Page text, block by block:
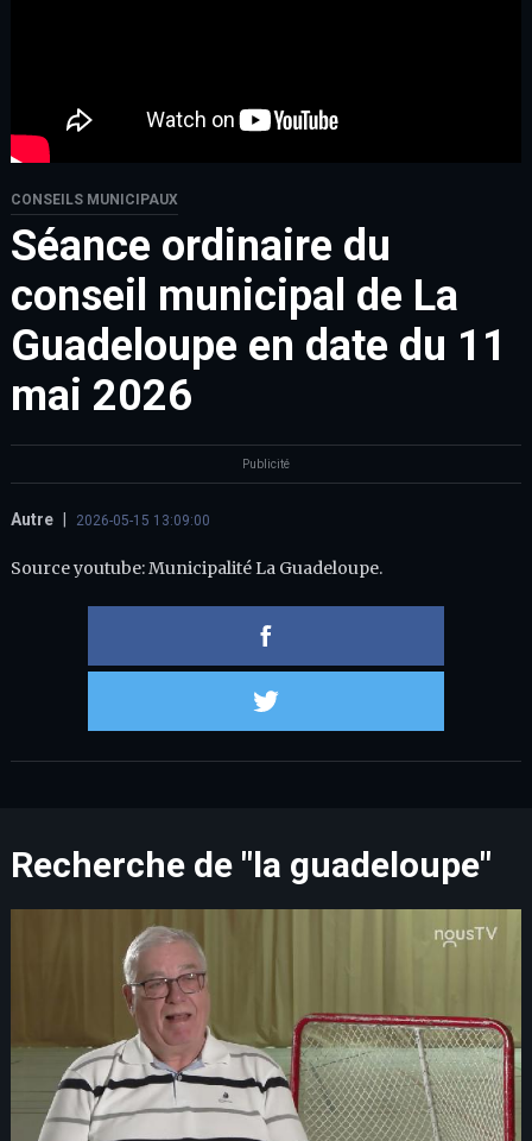
CONSEILS MUNICIPAUX
Séance ordinaire du
conseil municipal de La
Guadeloupe en date du 11
mai 2026
Publicité
Autre 2026-05-15 13:09:00
Source youtube: Municipalité La Guadeloupe.
Recherche de "la guadeloupe"